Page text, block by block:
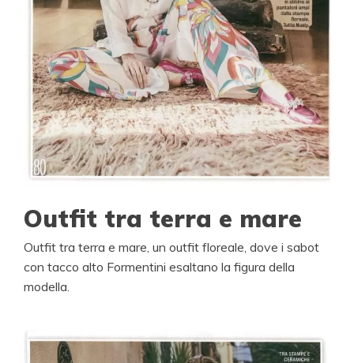
Outfit tra terra e mare
Outfit tra terra e mare, un outfit floreale, dove i sabot
con tacco alto Formentini esaltano la figura della
modella.